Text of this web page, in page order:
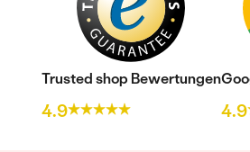
KARATGEWICHT:
Rund
REINHEIT:
Trusted shop Bewertungen
4.9 4.9